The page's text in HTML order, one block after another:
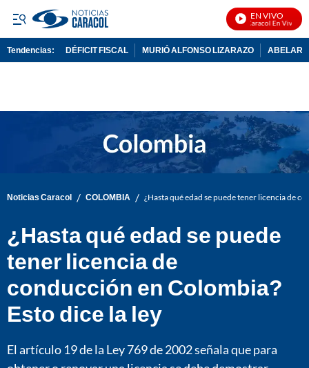
EN VIVO
Noticias Caracol En Vivo
Tendencias: DÉFICIT FISCAL MURIÓ ALFONSO LIZARAZO
Noticias Caracol / COLOMBIA / ¿Hasta qué edad se puede tener licencia de
¿Hasta qué edad se puede
tener licencia de
conducción en Colombia?
Esto dice la ley
El artículo 19 de la Ley 769 de 2002 señala que para